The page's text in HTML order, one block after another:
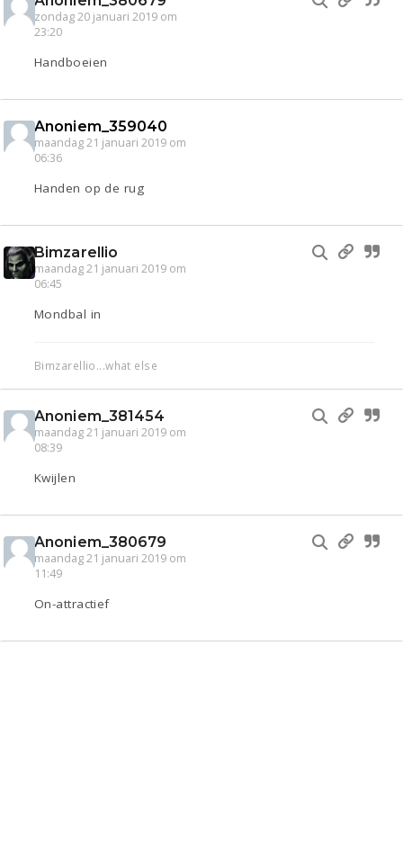
zondag 20 januari 2019 om
23:20
Handboeien
Anoniem_359040
maandag 21 januari 2019 om
06:36
Handen op de rug
Bimzarellio
maandag 21 januari 2019 om
06:45
Mondbal in
Bimzarellio...what else
Anoniem_381454
maandag 21 januari 2019 om
08:39
Kwijlen
Anoniem_380679
maandag 21 januari 2019 om
11:49
On-attractief